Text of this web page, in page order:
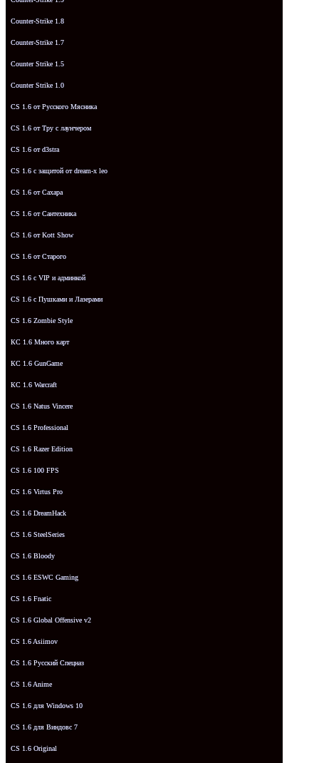
Counter-Strike 1.8
Counter-Strike 1.7
Counter Strike 1.5
Counter Strike 1.0
CS 1.6 от Русского Мясника
CS 1.6 от Tpy с лаунчером
CS 1.6 от d3stra
CS 1.6 с защитой от dream-x leo
CS 1.6 от Сахара
CS 1.6 от Сантехника
CS 1.6 от Kott Show
CS 1.6 от Старого
CS 1.6 с VIP и админкой
CS 1.6 с Пушками и Лазерами
CS 1.6 Zombie Style
КС 1.6 Много карт
КС 1.6 GunGame
КС 1.6 Warcraft
CS 1.6 Natus Vincere
CS 1.6 Professional
CS 1.6 Razer Edition
CS 1.6 100 FPS
CS 1.6 Virtus Pro
CS 1.6 DreamHack
CS 1.6 SteelSeries
CS 1.6 Bloody
CS 1.6 ESWC Gaming
CS 1.6 Fnatic
CS 1.6 Global Offensive v2
CS 1.6 Asiimov
CS 1.6 Русский Спецназ
CS 1.6 Anime
CS 1.6 для Windows 10
CS 1.6 для Виндовс 7
CS 1.6 Original